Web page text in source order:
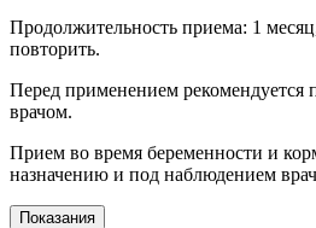
Продолжительность приема: 1
повторить.
Перед применением рекомендуется
врачом.
Прием во время беременности и
назначению и под наблюдением
Показания